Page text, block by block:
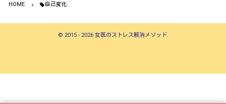
HOME 自己変化
© 2015 - 2026 女医のストレス解消メソッド.